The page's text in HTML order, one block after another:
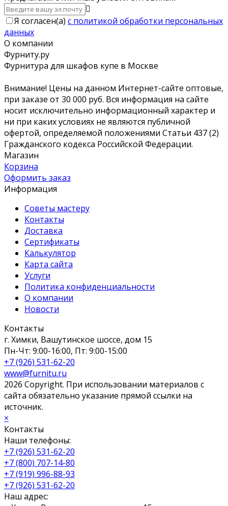
Я согласен(a) с политикой обработки персональных
данных
О компании
Фурниту.ру
Фурнитура для шкафов купе в Москве
Внимание! Цены на данном Интернет-сайте оптовые,
при заказе от 30 000 руб. Вся информация на сайте
носит исключительно информационный характер и
ни при каких условиях не являются публичной
офертой, определяемой положениями Статьи 437 (2)
Гражданского кодекса Российской Федерации.
Магазин
Корзина
Оформить заказ
Информация
Советы мастеру
Контакты
Доставка
Сертификаты
Калькулятор
Карта сайта
Услуги
Политика конфиденциальности
О компании
Новости
Контакты
г. Химки, Вашутинское шоссе, дом 15
Пн-Чт: 9:00-16:00, Пт: 9:00-15:00
+7 (926) 531-62-20
www@furnitu.ru
2026 Copyright. При использовании материалов с
сайта обязательно указание прямой ссылки на
источник.
×
Контакты
Наши телефоны:
+7 (926) 531-62-20
+7 (800) 707-14-80
+7 (919) 996-88-93
+7 (926) 531-62-20
Наш адрес: